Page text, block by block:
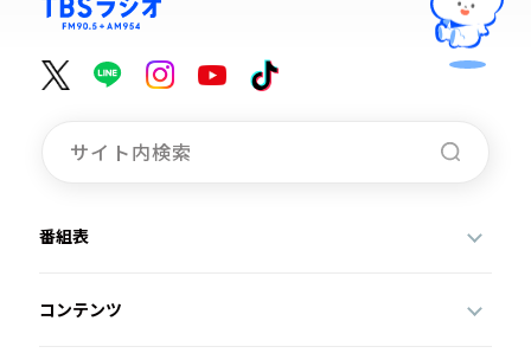
番組表
コンテンツ